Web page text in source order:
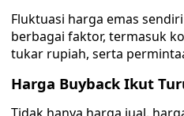
Fluktuasi harga emas
berbagai faktor, termasuk
tukar rupiah, serta
Harga Buyback Ikut